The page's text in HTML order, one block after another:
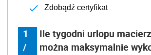
Zdobądź certyfikat
1
/
Ile tygodni urlopu
można maksymalnie